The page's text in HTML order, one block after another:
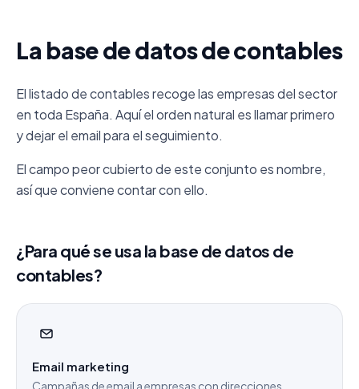
La base de datos de contables
El listado de contables recoge las empresas del sector
en toda España. Aquí el orden natural es llamar primero
y dejar el email para el seguimiento.
El campo peor cubierto de este conjunto es nombre,
así que conviene contar con ello.
¿Para qué se usa la base de datos de
contables?
Email marketing
Campañas de email a empresas con direcciones